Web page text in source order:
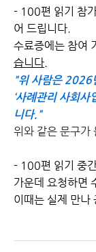
- 100편 읽기 참
어 드립니다.
수료증에는 참여
습니다.
"위 사람은 2026
‘사례관리 사회
니다."
위와 같은 문구가
- 100편 읽기 중
가운데 요청하면
이때는 실제 만나